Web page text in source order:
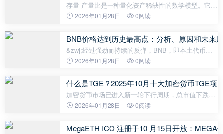
存量-产量比是一种量化资产稀缺性的数学模型。它源
于古老的商品分析，用于研究供应趋势如何决定未来
存量）与其流量（即每年进入市
2026年01月28日 0阅读
BNB价格达到历史最高点：分析、原因和未来
&zwj;经过强劲而持续的反弹，BNB，即本土代币的
BNB 链生态系统正式达到了新的历史高点（ATH）
成就不仅仅是价格记录，更是
2026年01月28日 0阅读
什么是TGE？2025年10月十大加密货币TGE项
加密货币市场已进入新一轮下行周期，总市值下跌，
主要代币价值大幅缩水。然而，尽管市场普遍看跌，
（TGE），这些事件或将为投资者和交易
2026年01月28日 0阅读
MegaETH ICO 注册于10 月15日开放：MEGA